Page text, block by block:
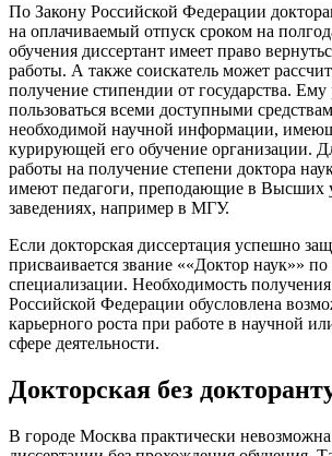
По Закону Российской Федерации
на оплачиваемый отпуск сроком на
обучения диссертант имеет право
работы. А также соискатель может
получение стипендии от государства. Ему
пользоваться всеми доступными
необходимой научной информации,
курирующей его обучение организации.
работы на получение степени доктора
имеют педагоги, преподающие в Высших
заведениях, например в МГУ.
Если докторская диссертация успешно
присваивается звание ««Доктор наук»»
специализации. Необходимость получения
Российской Федерации обусловлена
карьерного роста при работе в научной
сфере деятельности.
Докторская без
В городе Москва практически